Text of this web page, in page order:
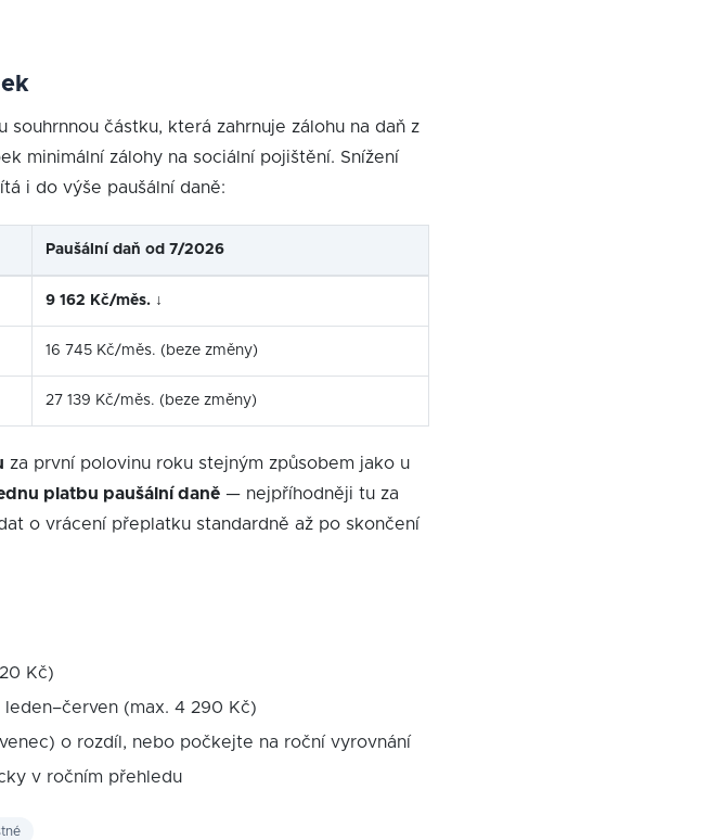
částku, která zahrnuje zálohu na daň z
minimální zálohy na sociální pojištění. Snížení
i do výše paušální daně:
Paušální daň od 7/2026
9 162 Kč/měs.↓
16 745 Kč/měs. (beze změny)
27 139 Kč/měs. (beze změny)
za první polovinu roku stejným způsobem jako u
platbu paušální daně— nejpříhodněji tu za
o vrácení přeplatku standardně až po skončení
Kč)
(max. 4 290 Kč)
o rozdíl, nebo počkejte na roční vyrovnání
v ročním přehledu